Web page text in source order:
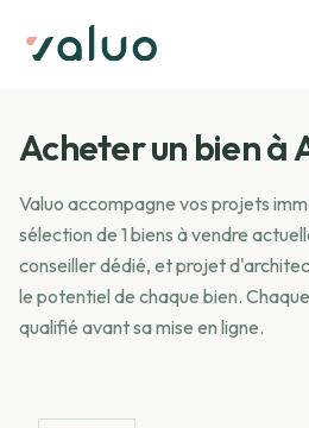
Acheter un bien à
Valuo accompagne vos projets
sélection de 1 biens à vendre
conseiller dédié, et projet
le potentiel de chaque bien.
qualifié avant sa mise en ligne.